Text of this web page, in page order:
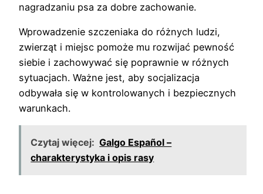
nagradzaniu psa za dobre zachowanie.
Wprowadzenie szczeniaka do różnych ludzi,
zwierząt i miejsc pomoże mu rozwijać pewność
siebie i zachowywać się poprawnie w różnych
sytuacjach. Ważne jest, aby socjalizacja
odbywała się w kontrolowanych i bezpiecznych
warunkach.
Czytaj więcej: Galgo Español –
charakterystyka i opis rasy